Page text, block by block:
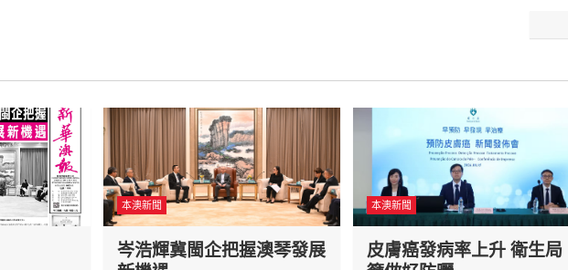
本澳新聞
岑浩輝冀閩企把握澳琴發展
本澳新聞
皮膚癌發病率上升 衛生局